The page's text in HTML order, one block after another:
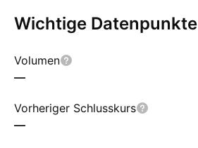
Wichtige Datenpunkte
Volumen
—
Vorheriger Schlusskurs
—